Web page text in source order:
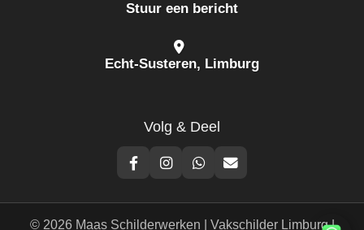
Stuur een bericht
Echt-Susteren, Limburg
Volg & Deel
© 2026 Maas Schilderwerken | Vakschilder Limburg |